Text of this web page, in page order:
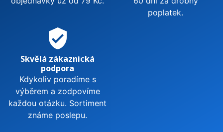
poplatek.
verified_user
Skvělá zákaznická
podpora
Kdykoliv poradíme s
výběrem a zodpovíme
každou otázku. Sortiment
známe poslepu.